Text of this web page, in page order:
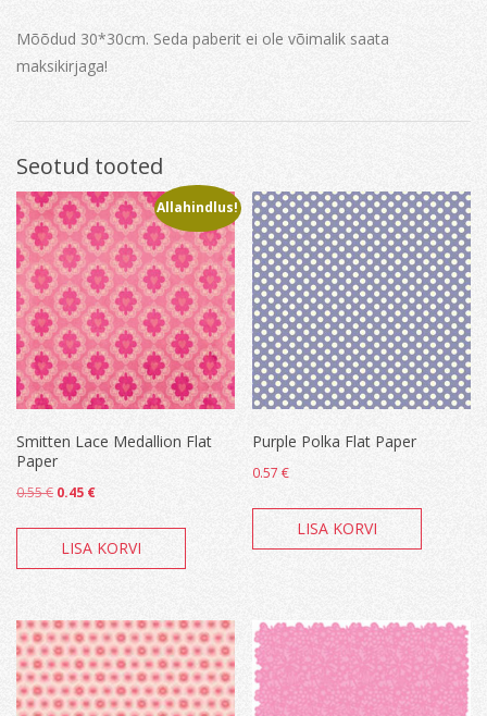
Mõõdud 30*30cm. Seda paberit ei ole võimalik saata
maksikirjaga!
Seotud tooted
Allahindlus!
Smitten Lace Medallion Flat
Paper
0.55€ Algne
oli:
0.55 €.
0.45 €Current
is:
0.45 €.
LISA KORVI
Purple Polka Flat Paper
0.57€
LISA KORVI